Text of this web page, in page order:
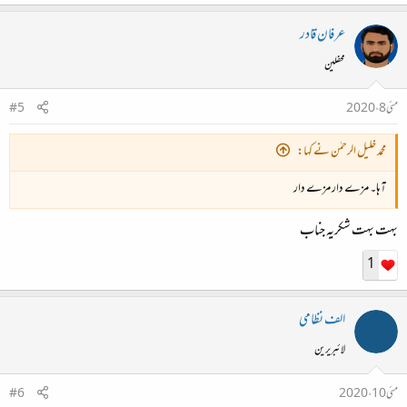
جیب خالی ہو گئی گر تین ہفتوں میں مِری
"یہ جنونِ عشق کے انداز چُھٹ جاویں گے کیا؟"
لیڈروں نے کی کرپشن سے وفا، ہر دور میں
"ہیں گرفتارِ وفا زنداں سے گھبراویں گے کیا"
کھُل گیا ہے کوئی مکڈونلڈ تو بتلائیے
"ہم نے یہ مانا کہ دلی میں رہیں کھاویں گے کیا؟"
عرفان قادر
محفلین
مئی 8، 2020
#5
محمد خلیل الرحمٰن نے کہا:
آہا۔ مزے دار مزے دار
بہت بہت شکریہ جناب
1
الف نظامی
لائبریرین
مئی 10، 2020
#6